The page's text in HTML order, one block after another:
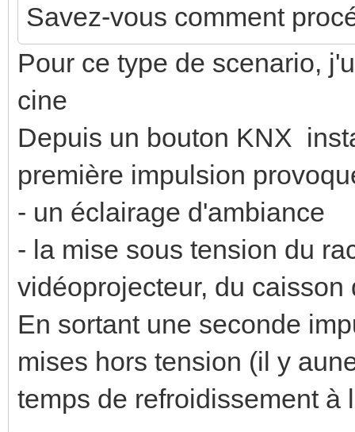
Savez-vous comment
Pour ce type de scenario,
cine
Depuis un bouton KNX
première impulsion
- un éclairage d'ambiance
- la mise sous tension du
vidéoprojecteur, du caisson
En sortant une seconde
mises hors tension (il y
temps de refroidissement à